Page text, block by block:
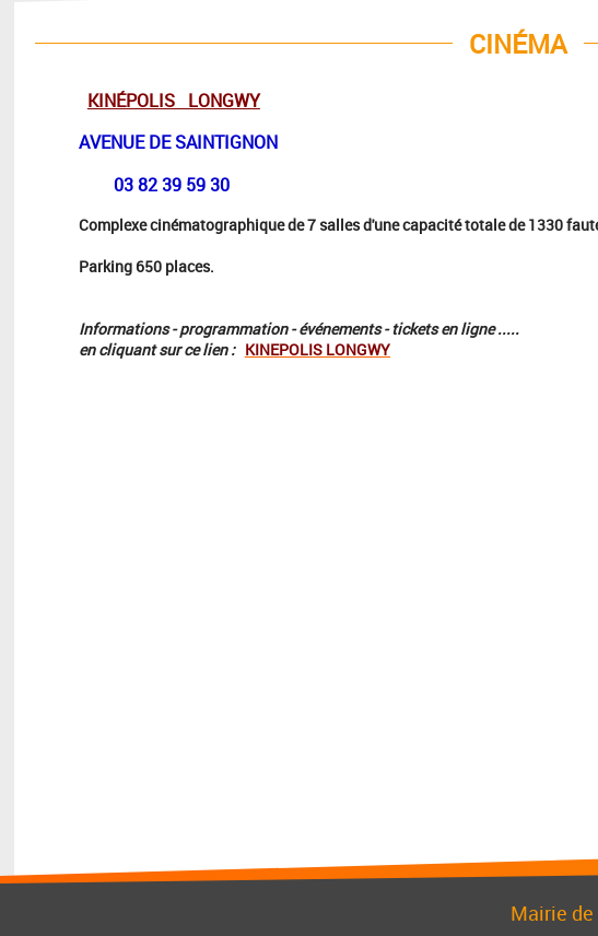
CINÉMA
KINÉPOLIS LONGWY
AVENUE DE SAINTIGNON
03 82 39 59 30
Complexe cinématographique de 7 salles d'une capacité totale de 1330
Parking 650 places.
Informations - programmation - événements - tickets en ligne .....
en cliquant sur ce lien : KINEPOLIS LONGWY
Mairie de